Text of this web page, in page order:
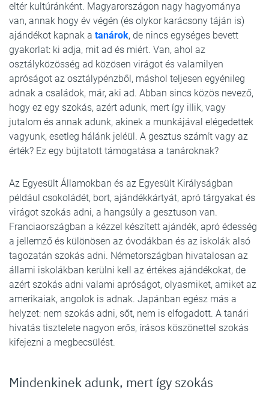
eltér kultúránként. Magyarországon nagy hagyománya
van, annak hogy év végén (és olykor karácsony táján is)
ajándékot kapnak a tanárok, de nincs egységes bevett
gyakorlat: ki adja, mit ad és miért. Van, ahol az
osztályközösség ad közösen virágot és valamilyen
apróságot az osztálypénzből, máshol teljesen egyénileg
adnak a családok, már, aki ad. Abban sincs közös nevező,
hogy ez egy szokás, azért adunk, mert így illik, vagy
jutalom és annak adunk, akinek a munkájával elégedettek
vagyunk, esetleg hálánk jeléül. A gesztus számít vagy az
érték? Ez egy bújtatott támogatása a tanároknak?
Az Egyesült Államokban és az Egyesült Királyságban
például csokoládét, bort, ajándékkártyát, apró tárgyakat és
virágot szokás adni, a hangsúly a gesztuson van.
Franciaországban a kézzel készített ajándék, apró édesség
a jellemző és különösen az óvodákban és az iskolák alsó
tagozatán szokás adni. Németországban hivatalosan az
állami iskolákban kerülni kell az értékes ajándékokat, de
azért szokás adni valami apróságot, olyasmiket, amiket az
amerikaiak, angolok is adnak. Japánban egész más a
helyzet: nem szokás adni, sőt, nem is elfogadott. A tanári
hivatás tisztelete nagyon erős, írásos köszönettel szokás
kifejezni a megbecsülést.
Mindenkinek adunk, mert így szokás